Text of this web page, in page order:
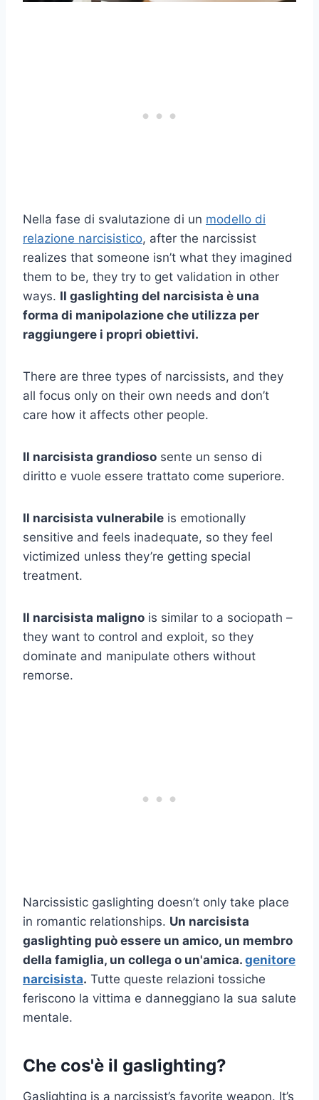
Nella fase di svalutazione di un modello di
relazione narcisistico, after the narcissist
realizes that someone isn’t what they imagined
them to be, they try to get validation in other
ways. Il gaslighting del narcisista è una
forma di manipolazione che utilizza per
raggiungere i propri obiettivi.
There are three types of narcissists, and they
all focus only on their own needs and don’t
care how it affects other people.
Il narcisista grandioso sente un senso di
diritto e vuole essere trattato come superiore.
Il narcisista vulnerabile is emotionally
sensitive and feels inadequate, so they feel
victimized unless they’re getting special
treatment.
Il narcisista maligno is similar to a sociopath –
they want to control and exploit, so they
dominate and manipulate others without
remorse.
Narcissistic gaslighting doesn’t only take place
in romantic relationships. Un narcisista
gaslighting può essere un amico, un membro
della famiglia, un collega o un'amica. genitore
narcisista. Tutte queste relazioni tossiche
feriscono la vittima e danneggiano la sua salute
mentale.
Che cos'è il gaslighting?
Gaslighting is a narcissist’s favorite weapon. It’s